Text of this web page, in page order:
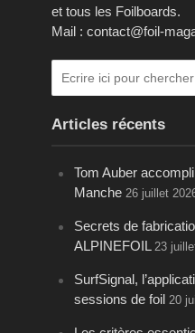
et tous les Foilboards.
Mail : contact@foil-
Articles récents
Tom Auber
Manche 26 juillet
Secrets de
ALPINEFOIL 23
SurfSignal,
sessions de foil 20